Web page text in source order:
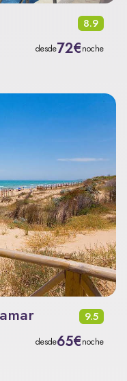
8.9
desde72€noche
9.5
desde65€noche